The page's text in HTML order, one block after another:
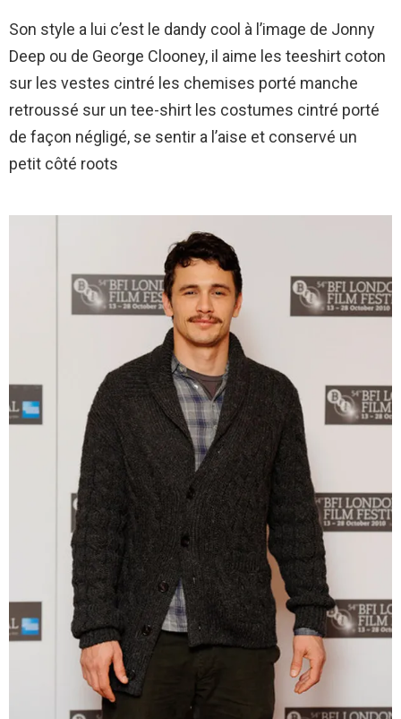
Son style a lui c’est le dandy cool à l’image de Jonny
Deep ou de George Clooney, il aime les teeshirt coton
sur les vestes cintré les chemises porté manche
retroussé sur un tee-shirt les costumes cintré porté
de façon négligé, se sentir a l’aise et conservé un
petit côté roots